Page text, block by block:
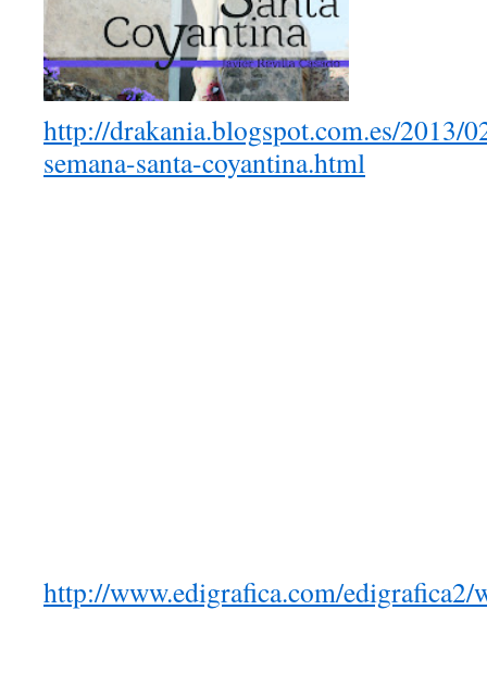
http://drakania.blogspot.com.es/2013/
semana-santa-coyantina.html
http://www.edigrafica.com/edigrafica2/